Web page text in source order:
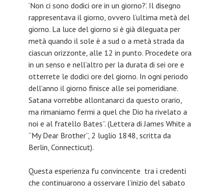
‘Non ci sono dodici ore in un giorno?’. Il disegno
rappresentava il giorno, ovvero l’ultima metà del
giorno. La luce del giorno si è già dileguata per
metà quando il sole è a sud o a metà strada da
ciascun orizzonte, alle 12 in punto. Procedete ora
in un senso e nell’altro per la durata di sei ore e
otterrete le dodici ore del giorno. In ogni periodo
dell’anno il giorno finisce alle sei pomeridiane.
Satana vorrebbe allontanarci da questo orario,
ma rimaniamo fermi a quel che Dio ha rivelato a
noi e al fratello Bates”. (Lettera di James White a
“My Dear Brother”, 2 luglio 1848, scritta da
Berlin, Connecticut).
Questa esperienza fu convincente tra i credenti
che continuarono a osservare l’inizio del sabato